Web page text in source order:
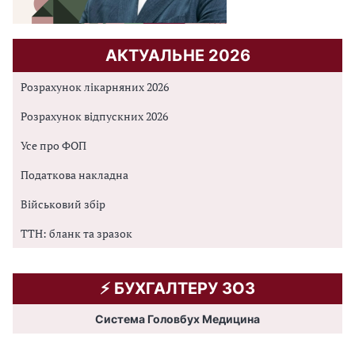
АКТУАЛЬНЕ 2026
Розрахунок лікарняних 2026
Розрахунок відпускних 2026
Усе про ФОП
Податкова накладна
Військовий збір
ТТН: бланк та зразок
⚡️ БУХГАЛТЕРУ ЗОЗ
Система Головбух Медицина